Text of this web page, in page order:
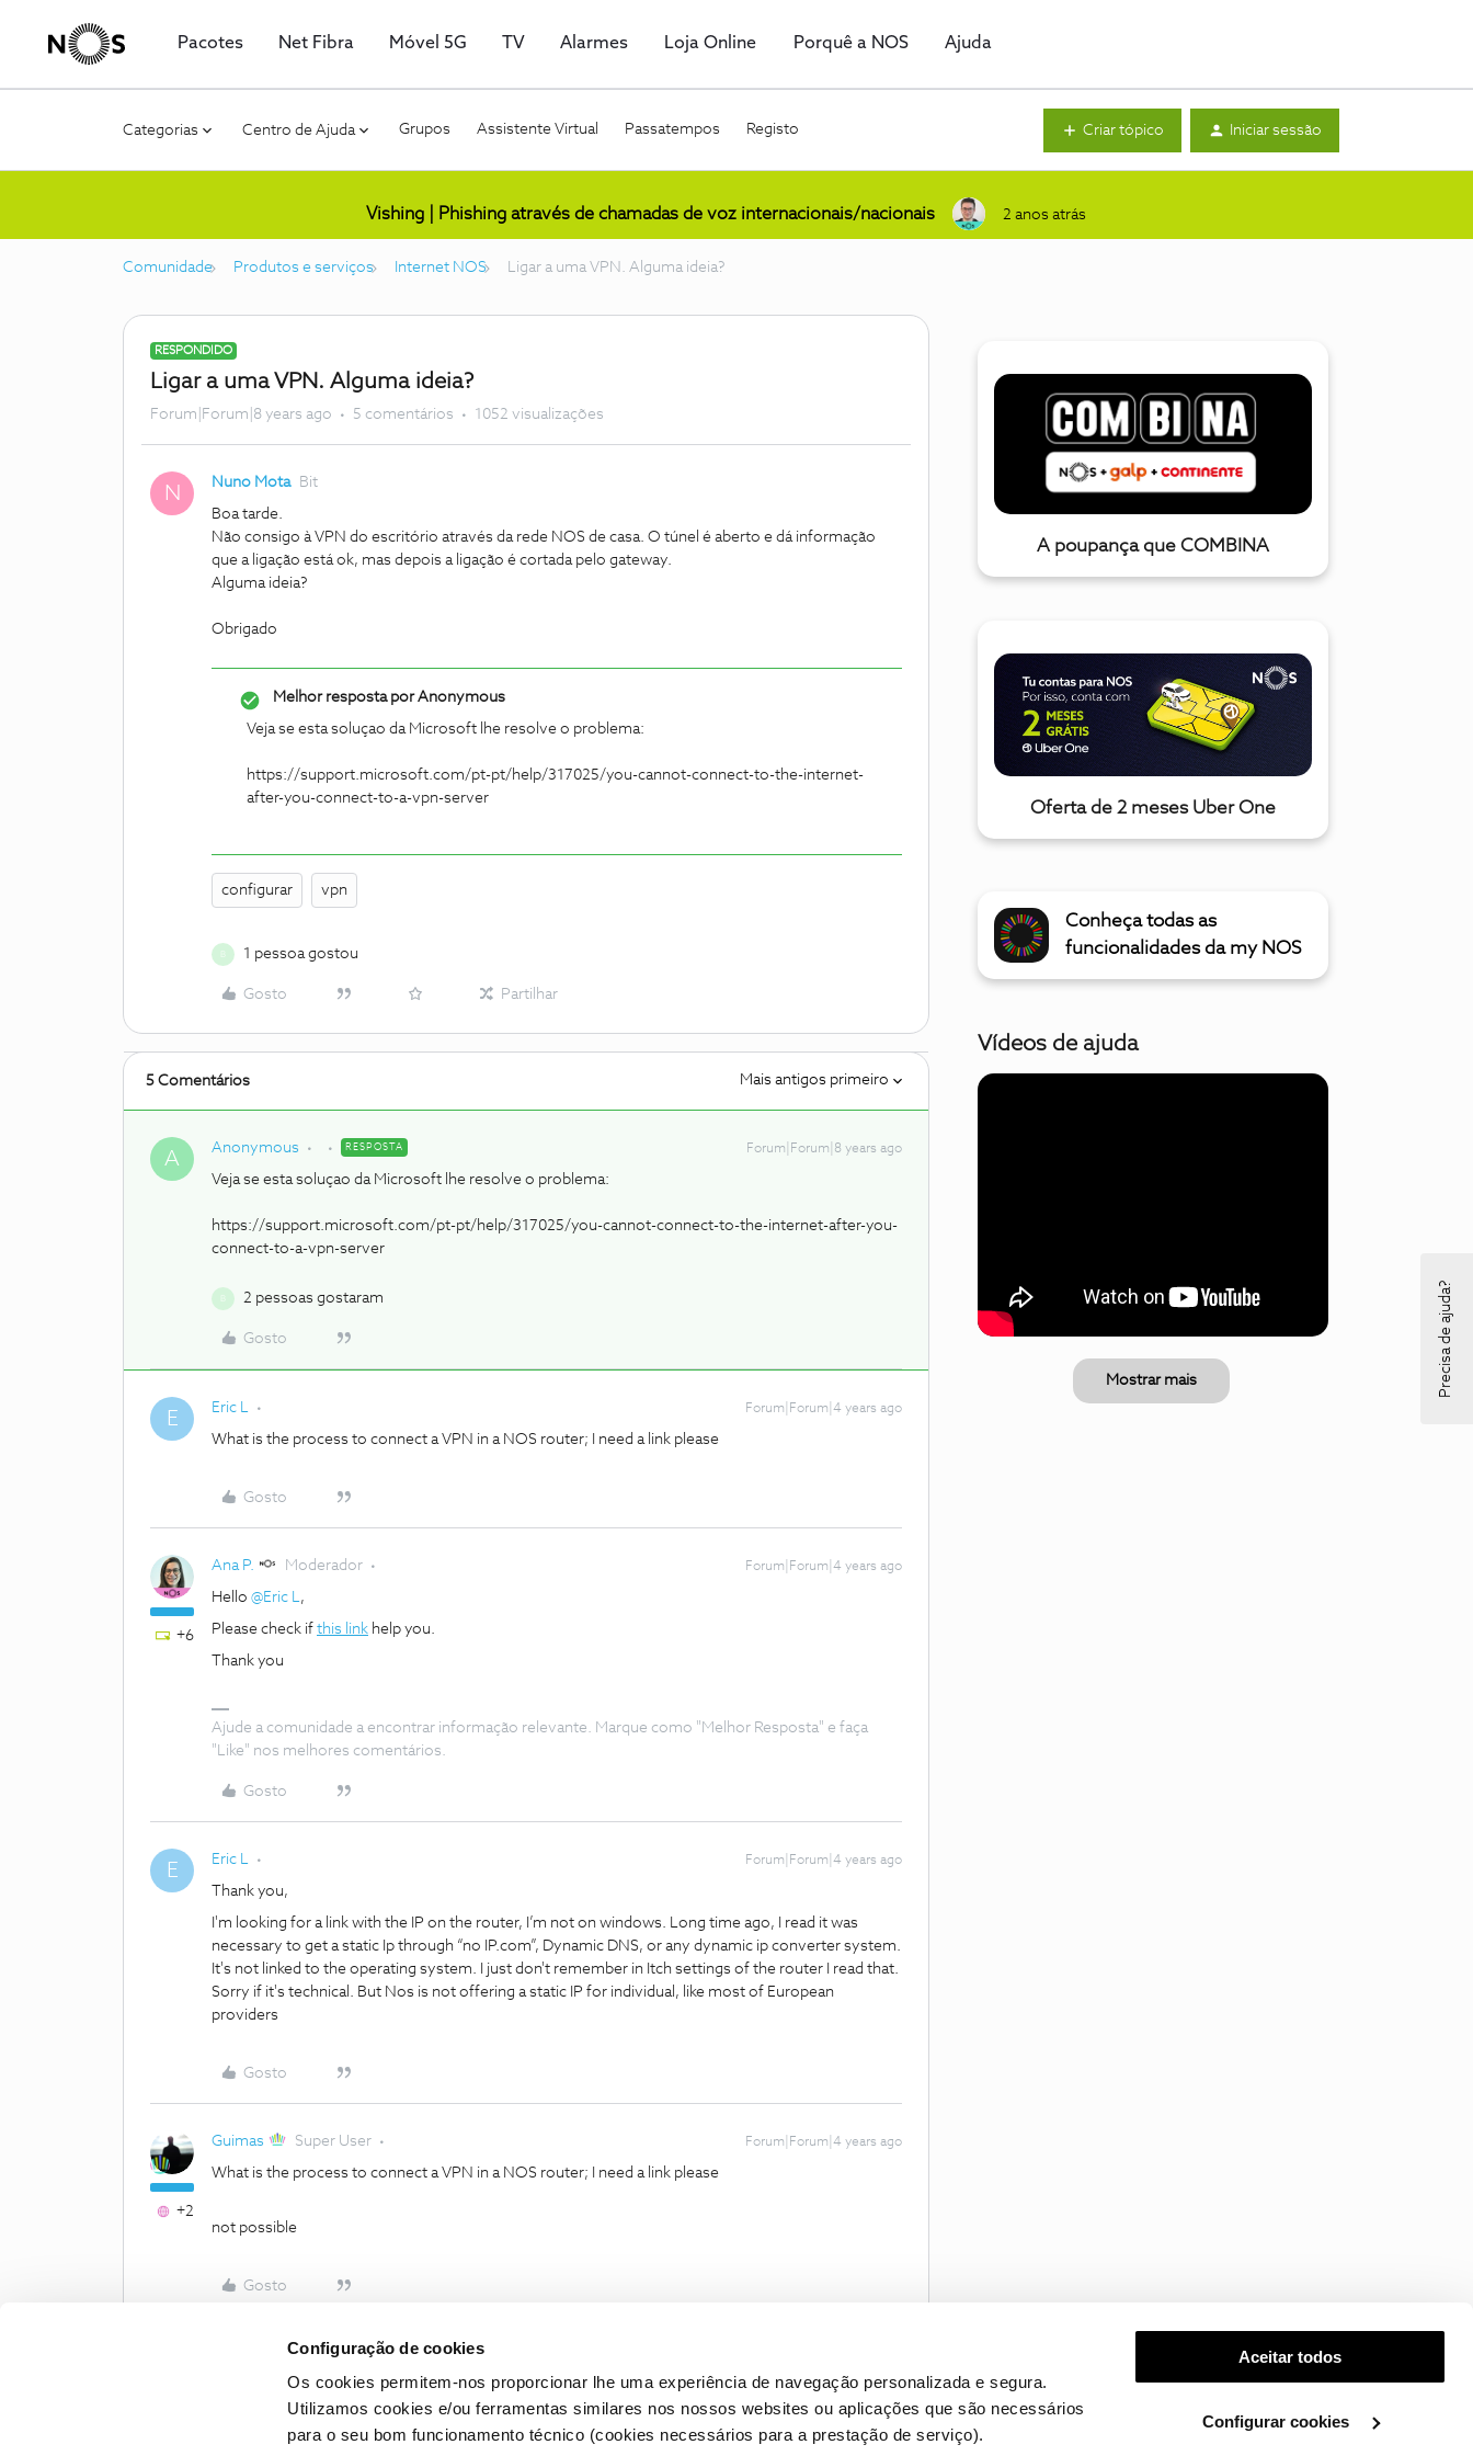
Configuração de cookies
Os cookies permitem-nos proporcionar lhe uma experiência de navegação personalizada e segura.
Utilizamos cookies e/ou ferramentas similares nos nossos websites ou aplicações que são necessários
para o seu bom funcionamento técnico (cookies necessários para a prestação de serviço).
Aceitar todos
Configurar cookies
Pacotes Net Fibra Móvel 5G TV Alarmes Loja Online Porquê a NOS Ajuda
Categorias Centro de Ajuda Grupos Assistente Virtual Passatempos Registo Criar tópico Iniciar sessão
Vishing | Phishing através de chamadas de voz internacionais/nacionais 2 anos atrás
Comunidade Produtos e serviços Internet NOS Ligar a uma VPN. Alguma ideia?
RESPONDIDO
Ligar a uma VPN. Alguma ideia?
Forum|Forum|8 years ago 5 comentários 1052 visualizações
N Nuno Mota Bit
Boa tarde.
Não consigo à VPN do escritório através da rede NOS de casa. O túnel é aberto e dá informação
que a ligação está ok, mas depois a ligação é cortada pelo gateway.
Alguma ideia?
Obrigado
Melhor resposta porAnonymous
Veja se esta soluçao da Microsoft lhe resolve o problema:
https://support.microsoft.com/pt-pt/help/317025/you-cannot-connect-to-the-internet-
after-you-connect-to-a-vpn-server
configurar vpn
1 pessoa gostou
Gosto Partilhar
5 Comentários Mais antigos primeiro
A Anonymous RESPOSTA Forum|Forum|8 years ago
Veja se esta soluçao da Microsoft lhe resolve o problema:
https://support.microsoft.com/pt-pt/help/317025/you-cannot-connect-to-the-internet-after-you-
connect-to-a-vpn-server
2 pessoas gostaram
Gosto
E Eric L Forum|Forum|4 years ago
What is the process to connect a VPN in a NOS router; I need a link please
Gosto
+6
Ana P. Moderador Forum|Forum|4 years ago
Hello @Eric L,
Please check if this link help you.
Thank you
Ajude a comunidade a encontrar informação relevante. Marque como "Melhor Resposta" e faça
"Like" nos melhores comentários.
Gosto
E Eric L Forum|Forum|4 years ago
Thank you,
I'm looking for a link with the IP on the router, I’m not on windows. Long time ago, I read it was
necessary to get a static Ip through “no IP.com”, Dynamic DNS, or any dynamic ip converter system.
It's not linked to the operating system. I just don't remember in Itch settings of the router I read that.
Sorry if it's technical. But Nos is not offering a static IP for individual, like most of European
providers
Gosto
+2
Guimas Super User Forum|Forum|4 years ago
What is the process to connect a VPN in a NOS router; I need a link please
not possible
Gosto
A poupança que COMBINA
Oferta de 2 meses Uber One
Conheça todas as
funcionalidades da my NOS
Vídeos de ajuda
Mostrar mais Precisa de ajuda?